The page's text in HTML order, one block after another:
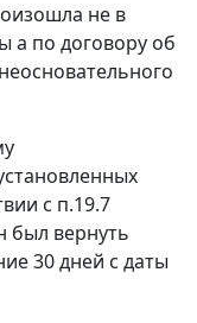
не в
а по договору об
с п.19.7
был вернуть
30 дней с даты